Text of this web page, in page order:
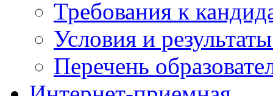
Требования к
Условия и
Перечень